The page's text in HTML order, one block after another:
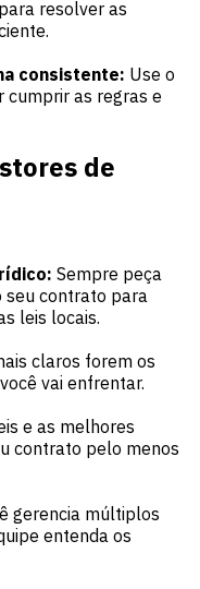
resolver as
consistente: Use o
cumprir as regras e
de
Sempre peça
seu contrato para
leis locais.
claros forem os
vai enfrentar.
e as melhores
contrato pelo menos
gerencia múltiplos
entenda os